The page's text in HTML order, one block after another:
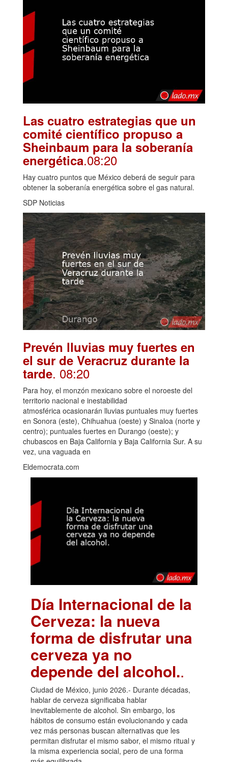
Las cuatro estrategias que un
comité científico propuso a
Sheinbaum para la soberanía
energética.08:20
Hay cuatro puntos que México deberá de seguir para
obtener la soberanía energética sobre el gas natural.
SDP Noticias
Prevén lluvias muy fuertes en
el sur de Veracruz durante la
tarde. 08:20
Para hoy, el monzón mexicano sobre el noroeste del
territorio nacional e inestabilidad
atmosférica ocasionarán lluvias puntuales muy fuertes
en Sonora (este), Chihuahua (oeste) y Sinaloa (norte y
centro); puntuales fuertes en Durango (oeste); y
chubascos en Baja California y Baja California Sur. A su
vez, una vaguada en
Eldemocrata.com
Día Internacional de la
Cerveza: la nueva
forma de disfrutar una
cerveza ya no
depende del alcohol..
Ciudad de México, junio 2026.- Durante décadas,
hablar de cerveza significaba hablar
inevitablemente de alcohol. Sin embargo, los
hábitos de consumo están evolucionando y cada
vez más personas buscan alternativas que les
permitan disfrutar el mismo sabor, el mismo ritual y
la misma experiencia social, pero de una forma